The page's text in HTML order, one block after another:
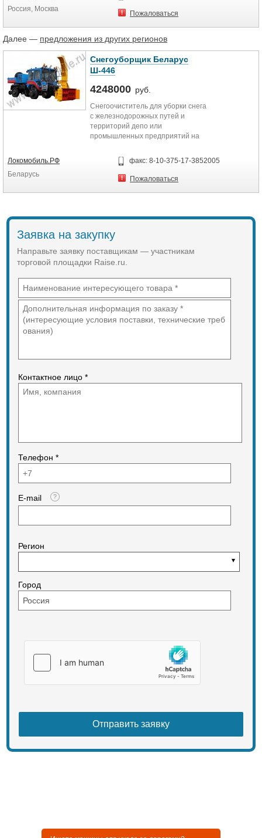
Россия, Москва
Пожаловаться
Далее — предложения из других регионов
Снегоуборщик Беларус
Ш-446
4248000 руб.
Снегоочиститель для уборки снега
с железнодорожных путей и
территорий депо или
промышленных предприятий на
железнодорожном ходу на базе
универсального шасси Беларус
Локомобиль.РФ
Беларусь
факс: 8-10-375-17-3852005
Пожаловаться
Заявка на закупку
Направьте заявку поставщикам — участникам
торговой площадки Raise.ru.
Контактное лицо *
Телефон *
E-mail
Регион
Город